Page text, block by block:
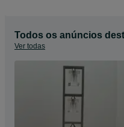
Todos os anúncios
Ver todas